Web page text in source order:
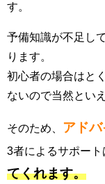
す。
予備知識が不足し
ります。
初心者の場合はと
ないので当然とい
そのため、 アド
3者によるサポート
てくれます。